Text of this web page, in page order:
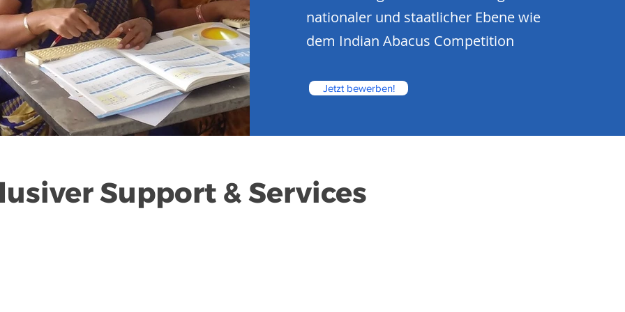
nationaler und staatlicher Ebene wie
dem Indian Abacus Competition
Jetzt bewerben!
Support & Services